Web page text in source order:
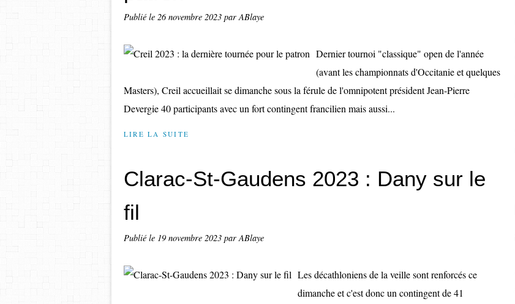
Publié le 26 novembre 2023 par ABlaye
Dernier tournoi "classique" open de l'année
(avant les championnats d'Occitanie et quelques
Masters), Creil accueillait se dimanche sous la férule de l'omnipotent président Jean-Pierre
Devergie 40 participants avec un fort contingent francilien mais aussi...
LIRE LA SUITE
Clarac-St-Gaudens 2023 : Dany sur le
fil
Publié le 19 novembre 2023 par ABlaye
Les décathloniens de la veille sont renforcés ce
dimanche et c'est donc un contingent de 41